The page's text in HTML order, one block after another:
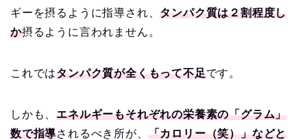
ギーを摂るように指導され、タンパク質は２割程度し
か摂るように言われません。
これではタンパク質が全くもって不足です。
しかも、エネルギーもそれぞれの栄養素の「グラム」
数で指導されるべき所が、 「カロリー（笑）」などと